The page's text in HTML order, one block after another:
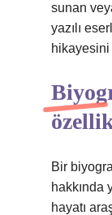
sunan
yazılı
hikayesini
Bir
hakkında
hayatı